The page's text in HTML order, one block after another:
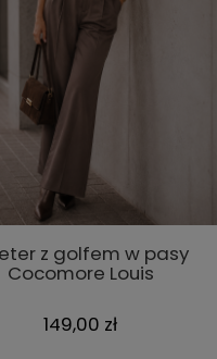
z golfem w pasy
Cocomore Louis
149,00 zł